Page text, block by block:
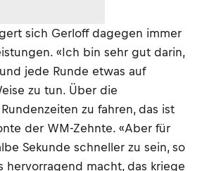
sich Gerloff dagegen immer
«Ich bin sehr gut darin,
jede Runde etwas auf
zu tun. Über die
zu fahren, das ist
der WM-Zehnte. «Aber für
Sekunde schneller zu sein, so
hervorragend macht, das kriege